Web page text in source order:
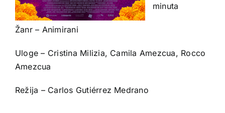
minuta
Žanr – Animirani
Uloge – Cristina Milizia, Camila Amezcua, Rocco
Amezcua
Režija – Carlos Gutiérrez Medrano